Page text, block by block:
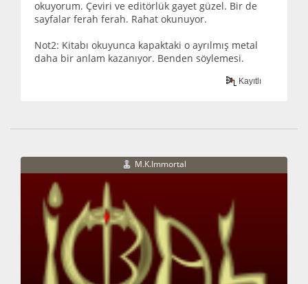
okuyorum. Çeviri ve editörlük gayet güzel. Bir de
sayfalar ferah ferah. Rahat okunuyor.
Not2: Kitabı okuyunca kapaktaki o ayrılmış metal
daha bir anlam kazanıyor. Benden söylemesi.
Kayıtlı
M.K.Immortal